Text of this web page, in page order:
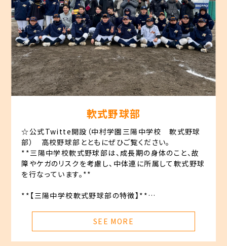
軟式野球部
☆公式Twitte開設（中村学園三陽中学校 軟式野球
部） 高校野球部とともにぜひご覧ください。
**三陽中学校軟式野球部は、成長期の身体のこと、故
障やケガのリスクを考慮し、中体連に所属して軟式野球
を行なっています。**
**【三陽中学校軟式野球部の特徴】**
**◯学年に関わらず試合に出場し、経験を積む。**
SEE MORE